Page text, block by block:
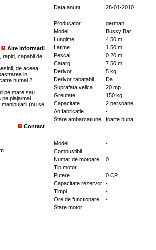
Alte informatii
rapid, capabil de
de aceea
in
numai 2
pe mare sau
plaja/mal.
(nu se
Contact
Data anunt
28-01-2010
Producator
german
Model
Bussy Bar
Lungime
4.50 m
Latime
1.50 m
Pescaj
0.20 m
Catarg
7.50 m
Derivor
5 kg
Derivor rabatabil
Da
Suprafata velica
20 mp
Greutate
150 kg
Capacitate
2 persoane
An fabricatie
-
Stare ambarcatiune
foarte buna
Model
-
Combustibil
Numar de motoare
0
Tip motor
Putere
0 CP
Capacitate rezervor
-
Timpi
-
Ore de functionare
-
Stare motor